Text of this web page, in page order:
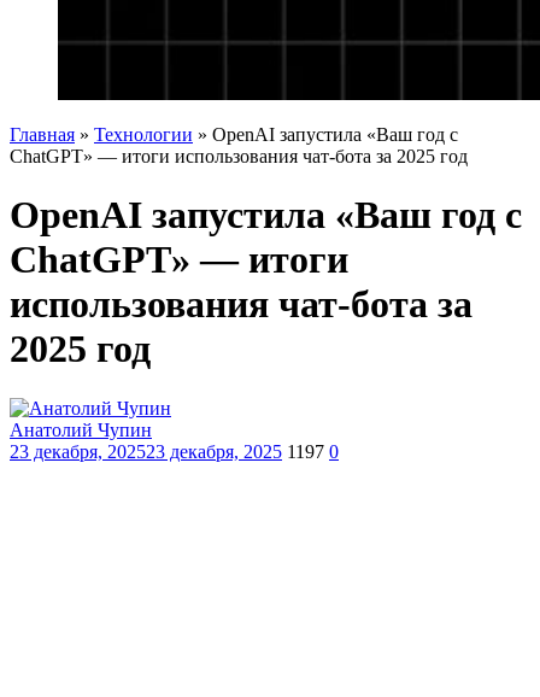
Главная » Технологии » OpenAI запустила «Ваш год с
ChatGPT» — итоги использования чат-бота за 2025 год
OpenAI запустила «Ваш год с
ChatGPT» — итоги
использования чат-бота за
2025 год
Анатолий Чупин
23 декабря, 202523 декабря, 2025 1197 0